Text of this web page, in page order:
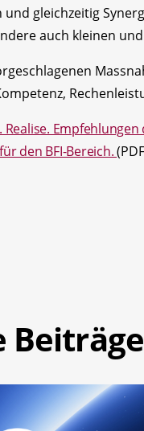
gleichzeitig
auch kleinen
den BFI-Bereich.
Beiträge